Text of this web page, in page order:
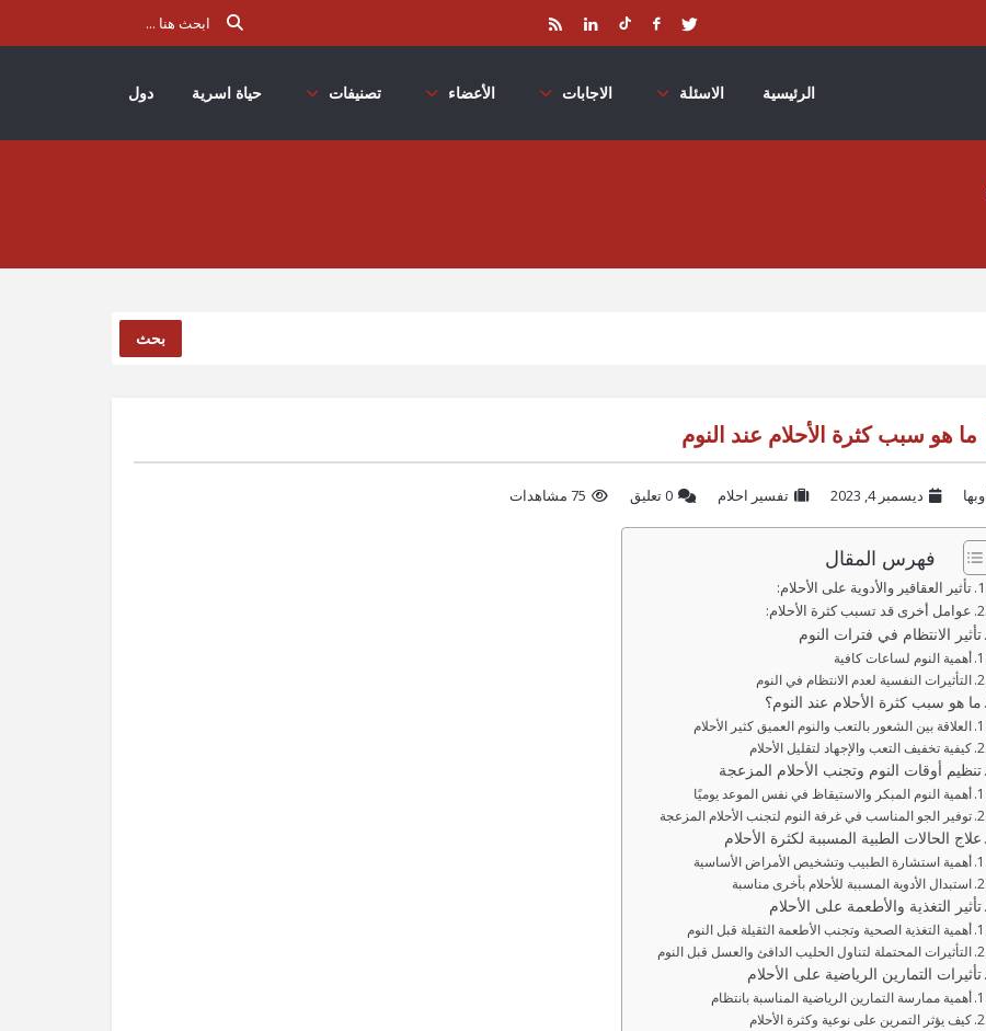
الرئيسية الاسئلة الاجابات الأعضاء تصنيفات حياة اسرية دول
بحث
ما هو سبب كثرة الأحلام عند النوم
ديسمبر 4, 2023 تفسير احلام ‫0 تعليق 75 مشاهدات
فهرس المقال
تأثير العقاقير والأدوية على الأحلام:
عوامل أخرى قد تسبب كثرة الأحلام:
تأثير الانتظام في فترات النوم
أهمية النوم لساعات كافية
التأثيرات النفسية لعدم الانتظام في النوم
ما هو سبب كثرة الأحلام عند النوم؟
العلاقة بين الشعور بالتعب والنوم العميق كثير الأحلام
كيفية تخفيف التعب والإجهاد لتقليل الأحلام
تنظيم أوقات النوم وتجنب الأحلام المزعجة
أهمية النوم المبكر والاستيقاظ في نفس الموعد يوميًا
توفير الجو المناسب في غرفة النوم لتجنب الأحلام المزعجة
علاج الحالات الطبية المسببة لكثرة الأحلام
أهمية استشارة الطبيب وتشخيص الأمراض الأساسية
استبدال الأدوية المسببة للأحلام بأخرى مناسبة
تأثير التغذية والأطعمة على الأحلام
أهمية التغذية الصحية وتجنب الأطعمة الثقيلة قبل النوم
التأثيرات المحتملة لتناول الحليب الدافئ والعسل قبل النوم
تأثيرات التمارين الرياضية على الأحلام
أهمية ممارسة التمارين الرياضية المناسبة بانتظام
كيف يؤثر التمرين على نوعية وكثرة الأحلام